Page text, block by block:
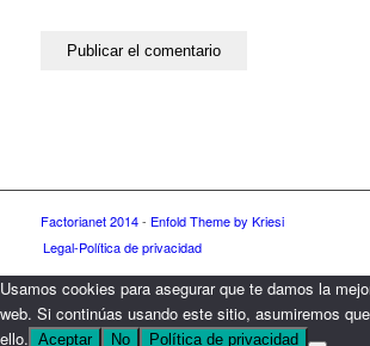
Factorianet 2014- Enfold Theme by Kriesi
Legal-Política de privacidad
Usamos cookies para asegurar que te damos la
web. Si continúas usando este sitio, asumiremos que
ello. Aceptar No Política de privacidad